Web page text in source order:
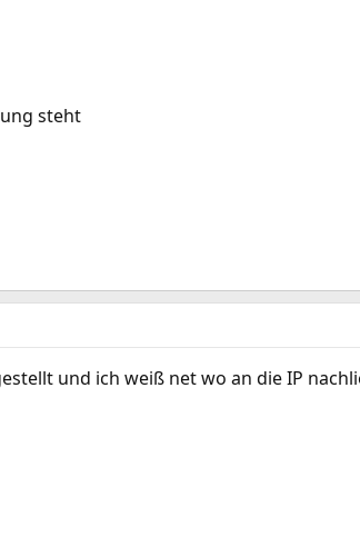
steht
und ich weiß net wo an die IP